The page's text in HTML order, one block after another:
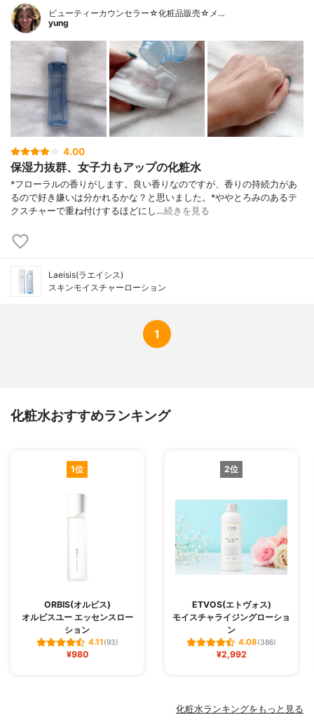
ール（羊毛）、PEGー400、PEG－40水添
フェノキシエタノール、メチルパラベン、
香料
ビューティーカウンセラー☆化粧品販売☆メ…
yung
4.00
保湿力抜群、女子力もアップの化粧水
*フローラルの香りがします。良い香りなのですが、香りの持続力があ
るので好き嫌いは分かれるかな？と思いました。*ややとろみのあるテ
クスチャーで重ね付けするほどにし…続きを見る
Laeisis(ラエイシス)
スキンモイスチャーローション
1
化粧水おすすめランキング
1位
ORBIS(オルビス)
オルビスユー エッセンスロー
ション
4.11(93)
¥980
2位
ETVOS(エトヴォス)
モイスチャライジングローショ
ン
4.08(386)
¥2,992
化粧水ランキングをもっと見る